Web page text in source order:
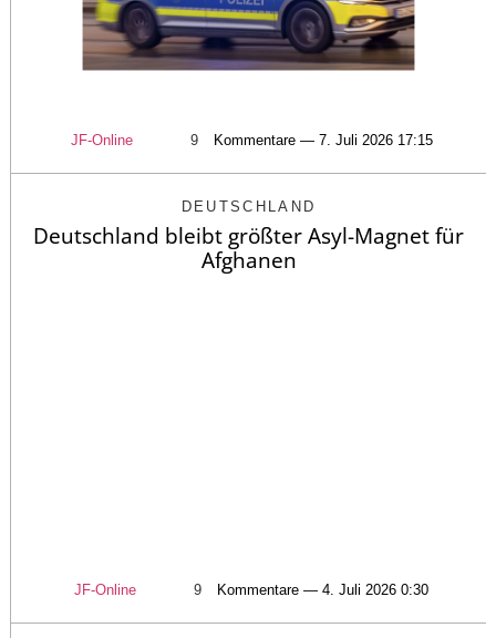
JF-Online 9 Kommentare — 7. Juli 2026 17:15
DEUTSCHLAND
Deutschland bleibt größter Asyl-Magnet für
Afghanen
JF-Online 9 Kommentare — 4. Juli 2026 0:30